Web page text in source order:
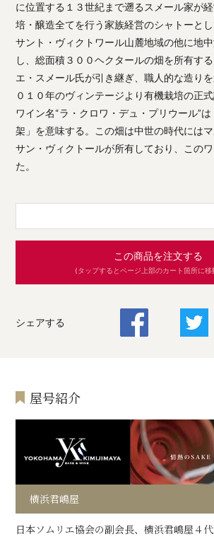
に位置する１３世紀まで遡るスメール家が
培・醸造全てを行う家族経営のシャトーと
サント・ヴィクトワール山麓地域の他に地
し、総面積３００ヘクタールの畑を所有す
エ・スメール氏が引き継ぎ、職人的な造り
０１０年のヴィンテージより有機栽培の正式
ワイン名“ラ・クロワ・デュ・プリウール”
架」を意味する。この畑は中世の時代には
サン・ヴィクトールが所有しており、この
た。
この商品を注文する
(タップするとページ上部のカート箇所に移
シェアする
屋号紹介
横浜君嶋屋
日本ソムリエ協会の副会長、横浜君嶋屋４